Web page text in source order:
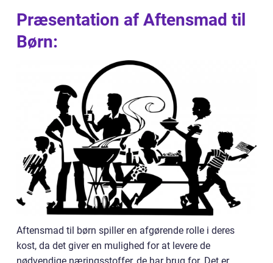
Præsentation af Aftensmad til
Børn:
Aftensmad til børn spiller en afgørende rolle i deres
kost, da det giver en mulighed for at levere de